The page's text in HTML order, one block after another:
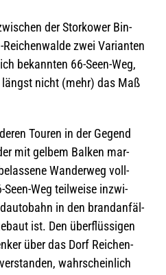
der Stor­kower Bin­
zwei Vari­an­ten
bekann­ten 66-Seen-Weg,
nicht (mehr) das Maß
Tou­ren in der Gegend
mit gel­bem Bal­ken mar­
Wan­der­weg voll­
Seen-Weg teil­weise inzwi­
in den brand­an­fäl­
ist. Den über­flüs­si­gen
über das Dorf Rei­chen­
wahr­schein­lich